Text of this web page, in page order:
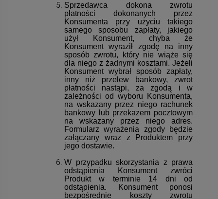
Sprzedawca dokona zwrotu
płatności dokonanych przez
Konsumenta przy użyciu takiego
samego sposobu zapłaty, jakiego
użył Konsument, chyba że
Konsument wyraził zgodę na inny
sposób zwrotu, który nie wiąże się
dla niego z żadnymi kosztami. Jeżeli
Konsument wybrał sposób zapłaty,
inny niż przelew bankowy, zwrot
płatności nastąpi, za zgodą i w
zależności od wyboru Konsumenta,
na wskazany przez niego rachunek
bankowy lub przekazem pocztowym
na wskazany przez niego adres.
Formularz wyrażenia zgody będzie
załączany wraz z Produktem przy
jego dostawie.
W przypadku skorzystania z prawa
odstąpienia Konsument zwróci
Produkt w terminie 14 dni od
odstąpienia. Konsument ponosi
bezpośrednie koszty zwrotu